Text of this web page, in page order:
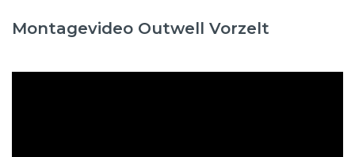
Montagevideo Outwell Vorzelt